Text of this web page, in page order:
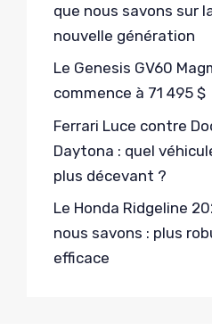
que nous savons sur
nouvelle génération
Le Genesis GV60
commence à 71 495 $
Ferrari Luce contre
Daytona : quel
plus décevant ?
Le Honda Ridgeline
nous savons : plus
efficace